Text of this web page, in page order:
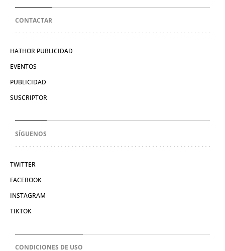
CONTACTAR
HATHOR PUBLICIDAD
EVENTOS
PUBLICIDAD
SUSCRIPTOR
SÍGUENOS
TWITTER
FACEBOOK
INSTAGRAM
TIKTOK
CONDICIONES DE USO